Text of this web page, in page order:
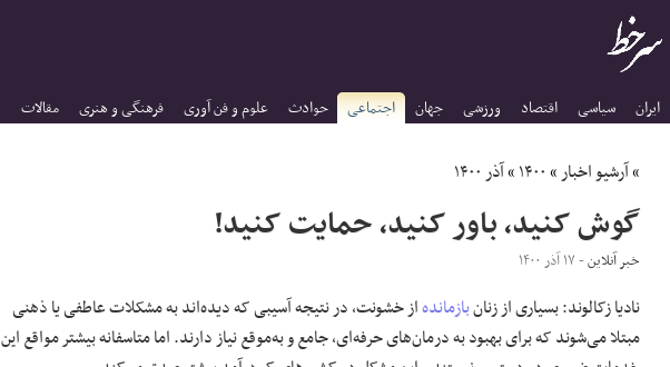
ایران سیاسی اقتصاد ورزشی جهان اجتماعی حوادث علوم و فن آوری فرهنگی و هنری مقالات
»آرشیو اخبار»۱۴۰۰»آذر ۱۴۰۰
گوش کنید، باور کنید، حمایت کنید!
خبر آنلاین- ۱۷ آذر ۱۴۰۰
نادیا زکالوند: بسیاری از زنانبازماندهاز خشونت، در نتیجه آسیبی که دیده‌اند به مشکلات عاطفی یا ذهنی
مبتلا می‌شوند که برای بهبود به درمان‌های حرفه‌ای، جامع و به‌موقع نیاز دارند. اما متاسفانه بیشتر مواقع این